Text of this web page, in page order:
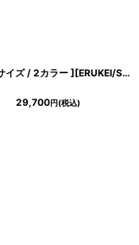
[ XS-Lサイズ / 2カラー ][ERUKEI/SETTAN]シンプル・ラインストーン・スパンコール・ポケット・ノースリーブ・Aライン・ミニドレス・ワンピース[送料無料]
29,700円(税込)